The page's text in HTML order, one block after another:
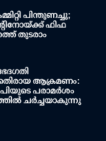
പിന്തുണച്ചു;
ഫിഫ
തുടരാം
ആക്രമണം:
പരാമർശം
ചർച്ചയാകുന്നു